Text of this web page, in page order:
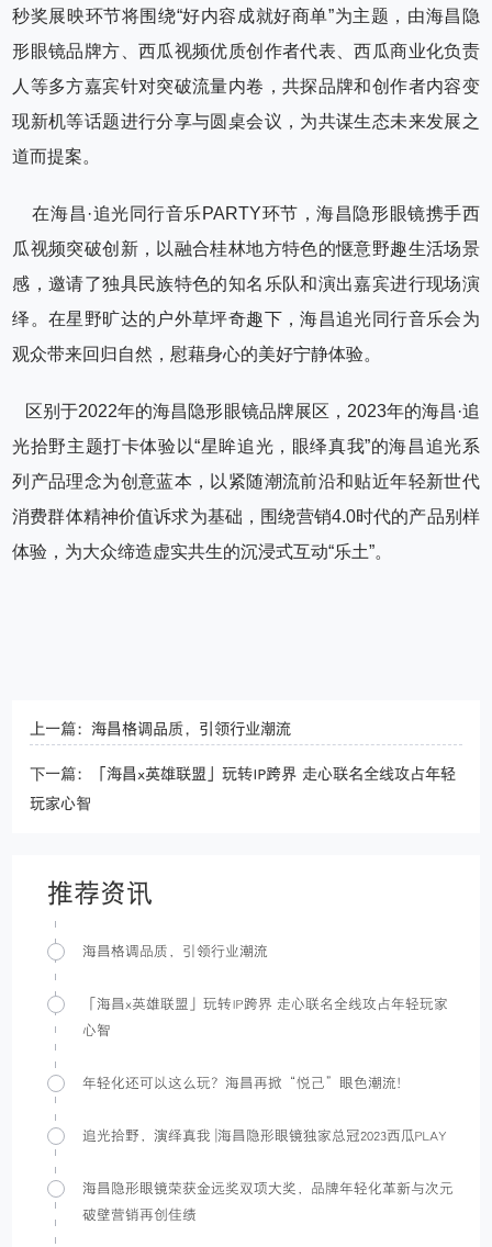
秒奖展映环节将围绕“好内容成就好商单”为主题，由海昌隐
形眼镜品牌方、西瓜视频优质创作者代表、西瓜商业化负责
人等多方嘉宾针对突破流量内卷，共探品牌和创作者内容变
现新机等话题进行分享与圆桌会议，为共谋生态未来发展之
道而提案。
在海昌·追光同行音乐PARTY环节，海昌隐形眼镜携手西
瓜视频突破创新，以融合桂林地方特色的惬意野趣生活场景
感，邀请了独具民族特色的知名乐队和演出嘉宾进行现场演
绎。在星野旷达的户外草坪奇趣下，海昌追光同行音乐会为
观众带来回归自然，慰藉身心的美好宁静体验。
区别于2022年的海昌隐形眼镜品牌展区，2023年的海昌·追
光拾野主题打卡体验以“星眸追光，眼绎真我”的海昌追光系
列产品理念为创意蓝本，以紧随潮流前沿和贴近年轻新世代
消费群体精神价值诉求为基础，围绕营销4.0时代的产品别样
体验，为大众缔造虚实共生的沉浸式互动“乐土”。
上一篇：海昌格调品质，引领行业潮流
下一篇：「海昌x英雄联盟」玩转IP跨界 走心联名全线攻占年轻
玩家心智
推荐资讯
海昌格调品质，引领行业潮流
「海昌x英雄联盟」玩转IP跨界 走心联名全线攻占年轻玩家
心智
年轻化还可以这么玩？海昌再掀“悦己”眼色潮流！
追光拾野，演绎真我 |海昌隐形眼镜独家总冠2023西瓜PLAY
海昌隐形眼镜荣获金远奖双项大奖，品牌年轻化革新与次元
破壁营销再创佳绩